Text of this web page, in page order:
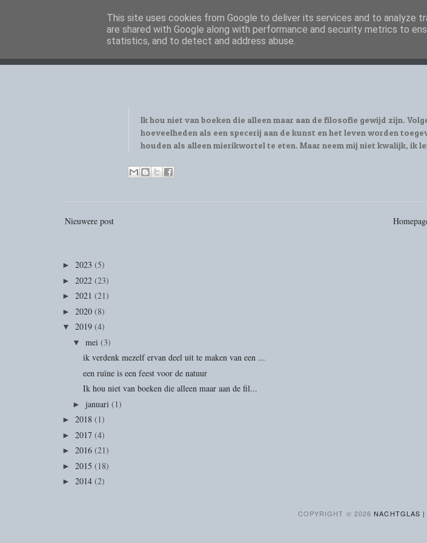
Ik hou niet van boeken die alleen maar aan de filosofie gewijd zijn.
hoeveelheden als een specerij aan de kunst en het leven worden
houden als alleen mierikwortel te eten. Maar neem mij niet kwalijk, ik
Nieuwere post
► 2023 (5)
► 2022 (23)
► 2021 (21)
► 2020 (8)
▼ 2019 (4)
▼ mei (3)
ik verdenk mezelf ervan deel uit te maken van een ...
een ruïne is een feest voor de natuur
Ik hou niet van boeken die alleen maar aan de fil...
► januari (1)
► 2018 (1)
► 2017 (4)
► 2016 (21)
► 2015 (18)
► 2014 (2)
COPYRIGHT © 2026NACHTGLAS
This site uses cookies from Google to deliver its services and to analyze
are shared with Google along with performance and security metrics to
statistics, and to detect and address abuse.